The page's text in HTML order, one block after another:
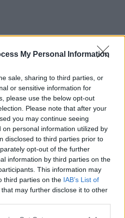
My Personal Information
sale, sharing to third parties, or
or sensitive information for
please use the below opt-out
Please note that after your
you may continue seeing
on personal information utilized by
disclosed to third parties prior to
opt-out of the further
information by third parties on the
This information may
third parties on the IAB’s List of
that may further disclose it to other